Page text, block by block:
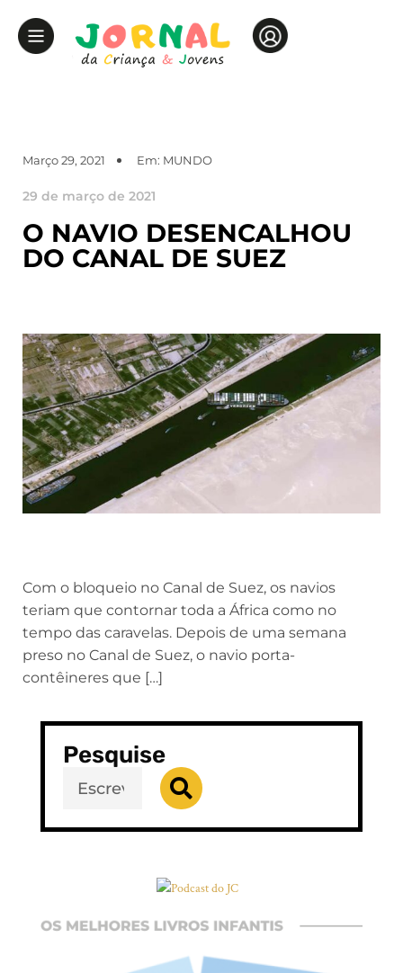
Março 29, 2021 Em: MUNDO
29 de março de 2021
O NAVIO DESENCALHOU
DO CANAL DE SUEZ
Com o bloqueio no Canal de Suez, os navios
teriam que contornar toda a África como no
tempo das caravelas. Depois de uma semana
preso no Canal de Suez, o navio porta-
contêineres que […]
Pesquise